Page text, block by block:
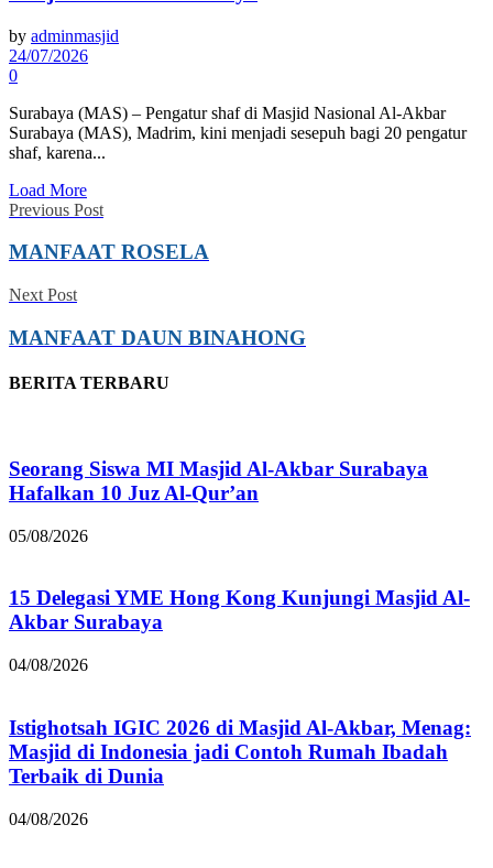
by adminmasjid
24/07/2026
0
Surabaya (MAS) – Pengatur shaf di Masjid Nasional Al-Akbar
Surabaya (MAS), Madrim, kini menjadi sesepuh bagi 20 pengatur
shaf, karena...
Load More
Previous Post
MANFAAT ROSELA
Next Post
MANFAAT DAUN BINAHONG
BERITA TERBARU
Seorang Siswa MI Masjid Al-Akbar Surabaya
Hafalkan 10 Juz Al-Qur’an
05/08/2026
15 Delegasi YME Hong Kong Kunjungi Masjid Al-
Akbar Surabaya
04/08/2026
Istighotsah IGIC 2026 di Masjid Al-Akbar, Menag:
Masjid di Indonesia jadi Contoh Rumah Ibadah
Terbaik di Dunia
04/08/2026